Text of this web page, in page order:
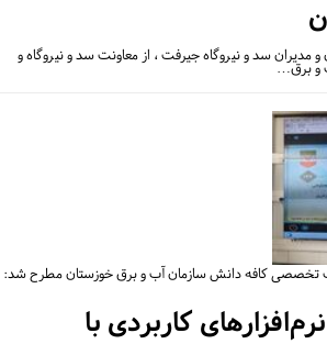
سد و نیروگاه جیرفت ، از معاونت سد و نیروگاه و
برق…
کافه دانش سازمان آب و برق خوزستان مطرح شد:
کاربردی با